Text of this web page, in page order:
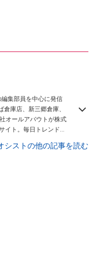
集部員を中心に発信
庫店、新三郷倉庫、
オールアバウトが株式
イト。毎日トレンド情
シストの他の記事を読む